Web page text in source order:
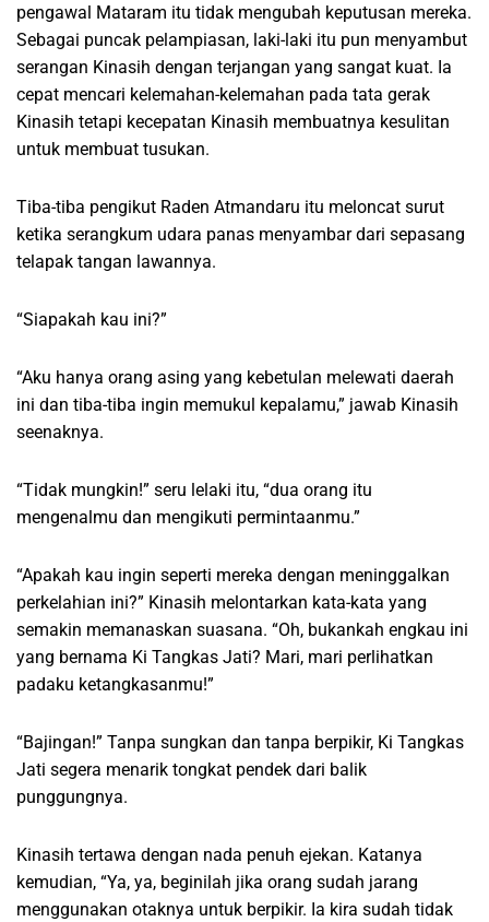
pengawal Mataram itu tidak mengubah keputusan mereka.
Sebagai puncak pelampiasan, laki-laki itu pun menyambut
serangan Kinasih dengan terjangan yang sangat kuat. Ia
cepat mencari kelemahan-kelemahan pada tata gerak
Kinasih tetapi kecepatan Kinasih membuatnya kesulitan
untuk membuat tusukan.
Tiba-tiba pengikut Raden Atmandaru itu meloncat surut
ketika serangkum udara panas menyambar dari sepasang
telapak tangan lawannya.
“Siapakah kau ini?”
“Aku hanya orang asing yang kebetulan melewati daerah
ini dan tiba-tiba ingin memukul kepalamu,” jawab Kinasih
seenaknya.
“Tidak mungkin!” seru lelaki itu, “dua orang itu
mengenalmu dan mengikuti permintaanmu.”
“Apakah kau ingin seperti mereka dengan meninggalkan
perkelahian ini?” Kinasih melontarkan kata-kata yang
semakin memanaskan suasana. “Oh, bukankah engkau ini
yang bernama Ki Tangkas Jati? Mari, mari perlihatkan
padaku ketangkasanmu!”
“Bajingan!” Tanpa sungkan dan tanpa berpikir, Ki Tangkas
Jati segera menarik tongkat pendek dari balik
punggungnya.
Kinasih tertawa dengan nada penuh ejekan. Katanya
kemudian, “Ya, ya, beginilah jika orang sudah jarang
menggunakan otaknya untuk berpikir. Ia kira sudah tidak